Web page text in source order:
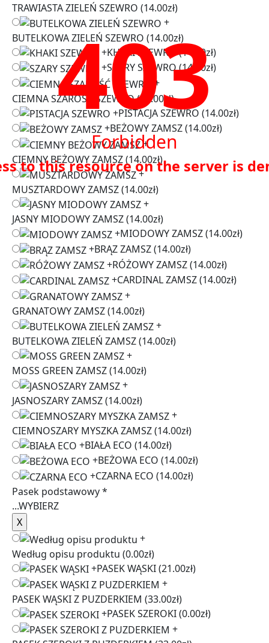
TRAWIASTA ZIELEŃ SZEWRO (14.00zł)
+
BUTELKOWA ZIELEŃ SZEWRO (14.00zł)
+KHAKI SZEWRO(14.00zł)
+SZARY SZEWRO(14.00zł)
+
CIEMNA SZAROŚĆ SZEWRO(14.00zł)
+PISTACJA SZEWRO (14.00zł)
+BEŻOWY ZAMSZ(14.00zł)
+
CIEMNY BEŻOWY ZAMSZ(14.00zł)
+
MUSZTARDOWY ZAMSZ(14.00zł)
+
JASNY MIODOWY ZAMSZ(14.00zł)
+MIODOWY ZAMSZ(14.00zł)
+BRĄZ ZAMSZ(14.00zł)
+RÓŻOWY ZAMSZ(14.00zł)
+CARDINAL ZAMSZ(14.00zł)
+
GRANATOWY ZAMSZ(14.00zł)
+
BUTELKOWA ZIELEŃ ZAMSZ(14.00zł)
+
MOSS GREEN ZAMSZ(14.00zł)
+
JASNOSZARY ZAMSZ(14.00zł)
+
CIEMNOSZARY MYSZKA ZAMSZ(14.00zł)
+BIAŁA ECO (14.00zł)
+BEŻOWA ECO (14.00zł)
+CZARNA ECO (14.00zł)
Pasek podstawowy*
...WYBIERZ
+
Według opisu produktu (0.00zł)
+PASEK WĄSKI(21.00zł)
+
PASEK WĄSKI Z PUZDERKIEM (33.00zł)
+PASEK SZEROKI(0.00zł)
+
403
Forbidden
to this resource on the server is